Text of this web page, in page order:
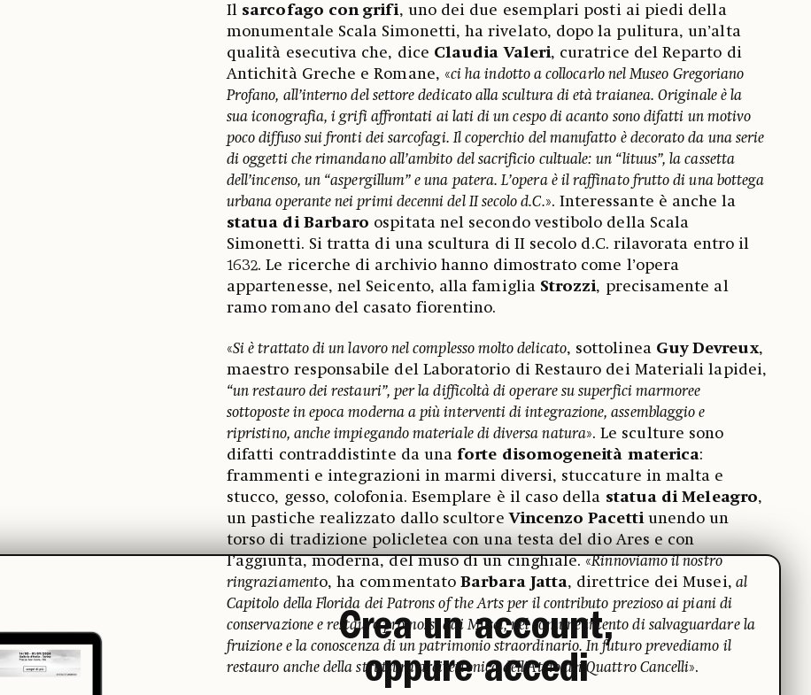
Il sarcofago con grifi, uno dei due esemplari posti ai piedi della
monumentale Scala Simonetti, ha rivelato, dopo la pulitura, un’alta
qualità esecutiva che, dice Claudia Valeri, curatrice del Reparto di
Antichità Greche e Romane, «ci ha indotto a collocarlo nel Museo Gregoriano
Profano, all’interno del settore dedicato alla scultura di età traianea. Originale è la
sua iconografia, i grifi affrontati ai lati di un cespo di acanto sono difatti un motivo
poco diffuso sui fronti dei sarcofagi. Il coperchio del manufatto è decorato da una serie
di oggetti che rimandano all’ambito del sacrificio cultuale: un “lituus”, la cassetta
dell’incenso, un “aspergillum” e una patera. L’opera è il raffinato frutto di una bottega
urbana operante nei primi decenni del II secolo d.C.». Interessante è anche la
statua di Barbaro ospitata nel secondo vestibolo della Scala
Simonetti. Si tratta di una scultura di II secolo d.C. rilavorata entro il
1632. Le ricerche di archivio hanno dimostrato come l’opera
appartenesse, nel Seicento, alla famiglia Strozzi, precisamente al
ramo romano del casato fiorentino.
«Si è trattato di un lavoro nel complesso molto delicato, sottolinea Guy Devreux,
maestro responsabile del Laboratorio di Restauro dei Materiali lapidei,
“un restauro dei restauri”, per la difficoltà di operare su superfici marmoree
sottoposte in epoca moderna a più interventi di integrazione, assemblaggio e
ripristino, anche impiegando materiale di diversa natura». Le sculture sono
difatti contraddistinte da unaforte disomogeneità materica:
frammenti e integrazioni in marmi diversi, stuccature in malta e
stucco, gesso, colofonia. Esemplare è il caso della statua di Meleagro,
un pastiche realizzato dallo scultoreVincenzo Pacettiunendo un
torso di tradizione policletea con una testa del dio Ares e con
l’aggiunta, moderna, del muso di un cinghiale. «Rinnoviamo il nostro
ringraziamento, ha commentatoBarbara Jatta, direttrice dei Musei, al
Capitolo della Florida dei Patrons of the Arts per il contributo prezioso ai piani di
conservazione e restauro promossi dai Musei, nel comune intento di salvaguardare la
fruizione e la conoscenza di un patrimonio straordinario. In futuro prevediamo il
restauro anche della struttura arcitettonica dell’Atrio dei Quattro Cancelli».
Crea un account,
oppure accedi